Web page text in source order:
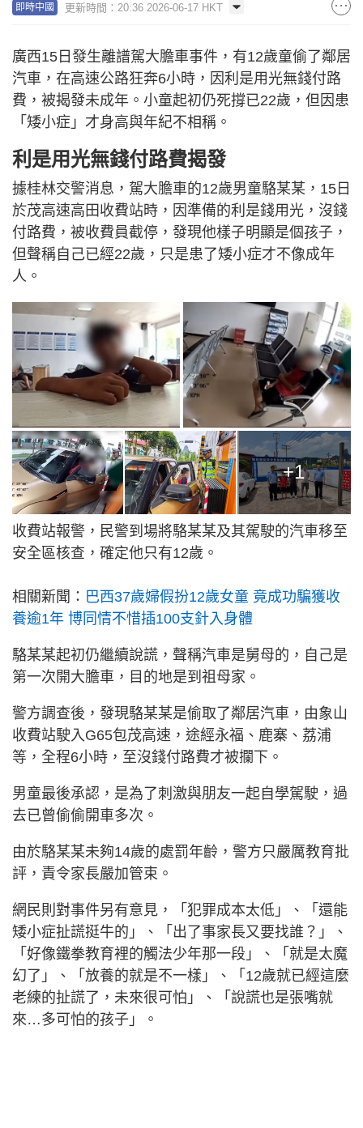
即時中國 更新時間：20:36 2026-06-17 HKT
廣西15日發生離譜駕大膽車事件，有12歲童偷了鄰居
汽車，在高速公路狂奔6小時，因利是用光無錢付路
費，被揭發未成年。小童起初仍死撐已22歲，但因患
「矮小症」才身高與年紀不相稱。
利是用光無錢付路費揭發
據桂林交警消息，駕大膽車的12歲男童駱某某，15日
於茂高速高田收費站時，因準備的利是錢用光，沒錢
付路費，被收費員截停，發現他樣子明顯是個孩子，
但聲稱自己已經22歲，只是患了矮小症才不像成年
人。
+1
收費站報警，民警到場將駱某某及其駕駛的汽車移至
安全區核查，確定他只有12歲。
相關新聞： 巴西37歲婦假扮12歲女童 竟成功騙獲收
養逾1年 博同情不惜插100支針入身體
駱某某起初仍繼續說謊，聲稱汽車是舅母的，自己是
第一次開大膽車，目的地是到祖母家。
警方調查後，發現駱某某是偷取了鄰居汽車，由象山
收費站駛入G65包茂高速，途經永福、鹿寨、荔浦
等，全程6小時，至沒錢付路費才被攔下。
男童最後承認，是為了刺激與朋友一起自學駕駛，過
去已曾偷偷開車多次。
由於駱某某未夠14歲的處罰年齡，警方只嚴厲教育批
評，責令家長嚴加管束。
網民則對事件另有意見，「犯罪成本太低」、「還能
矮小症扯謊挺牛的」、「出了事家長又要找誰？」、
「好像鐵拳教育裡的觸法少年那一段」、「就是太魔
幻了」、「放養的就是不一樣」、「12歲就已經這麼
老練的扯謊了，未來很可怕」、「說謊也是張嘴就
來…多可怕的孩子」。